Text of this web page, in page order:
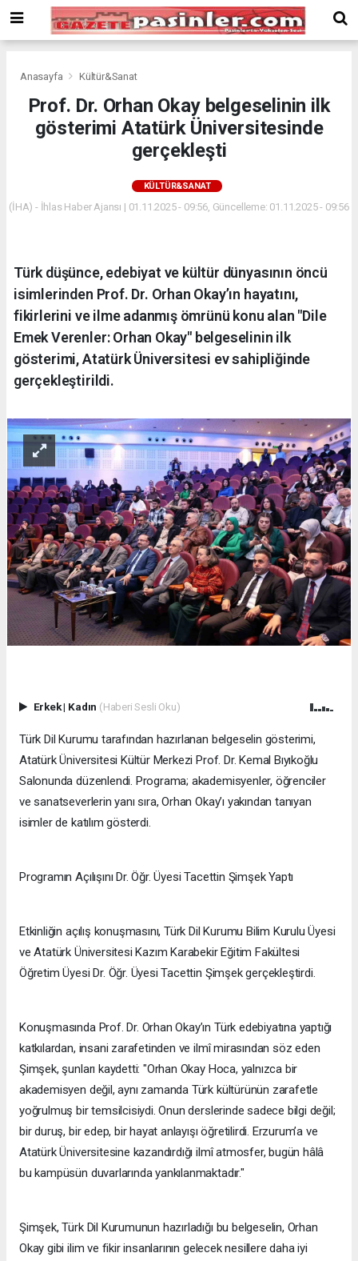
Bonusu
Veren
deneme
Yeni
Anasayfa Kültür&Sanat
Prof. Dr. Orhan Okay belgeselinin ilk
gösterimi Atatürk Üniversitesinde
gerçekleşti
KÜLTÜR&SANAT
(İHA) - İhlas Haber Ajansı | 01.11.2025 - 09:56, Güncelleme: 01.11.2025 - 09:56
Türk düşünce, edebiyat ve kültür dünyasının öncü
isimlerinden Prof. Dr. Orhan Okay’ın hayatını,
fikirlerini ve ilme adanmış ömrünü konu alan "Dile
Emek Verenler: Orhan Okay" belgeselinin ilk
gösterimi, Atatürk Üniversitesi ev sahipliğinde
gerçekleştirildi.
Erkek| Kadın (Haberi Sesli Oku)
Türk Dil Kurumu tarafından hazırlanan belgeselin gösterimi,
Atatürk Üniversitesi Kültür Merkezi Prof. Dr. Kemal Bıyıkoğlu
Salonunda düzenlendi. Programa; akademisyenler, öğrenciler
ve sanatseverlerin yanı sıra, Orhan Okay’ı yakından tanıyan
isimler de katılım gösterdi.
Programın Açılışını Dr. Öğr. Üyesi Tacettin Şimşek Yaptı
Etkinliğin açılış konuşmasını, Türk Dil Kurumu Bilim Kurulu Üyesi
ve Atatürk Üniversitesi Kazım Karabekir Eğitim Fakültesi
Öğretim Üyesi Dr. Öğr. Üyesi Tacettin Şimşek gerçekleştirdi.
Konuşmasında Prof. Dr. Orhan Okay’ın Türk edebiyatına yaptığı
katkılardan, insani zarafetinden ve ilmî mirasından söz eden
Şimşek, şunları kaydetti: "Orhan Okay Hoca, yalnızca bir
akademisyen değil, aynı zamanda Türk kültürünün zarafetle
yoğrulmuş bir temsilcisiydi. Onun derslerinde sadece bilgi değil;
bir duruş, bir edep, bir hayat anlayışı öğretilirdi. Erzurum’a ve
Atatürk Üniversitesine kazandırdığı ilmî atmosfer, bugün hâlâ
bu kampüsün duvarlarında yankılanmaktadır."
Şimşek, Türk Dil Kurumunun hazırladığı bu belgeselin, Orhan
Okay gibi ilim ve fikir insanlarının gelecek nesillere daha iyi